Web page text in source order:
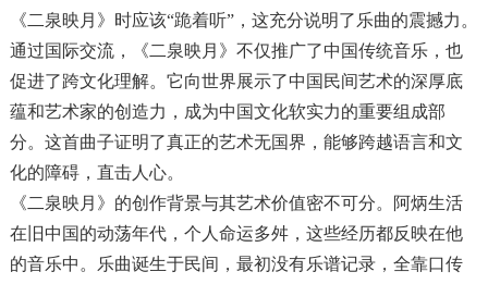
《二泉映月》时应该“跪着听”，这充分说明了乐曲的震撼力。
通过国际交流，《二泉映月》不仅推广了中国传统音乐，也
促进了跨文化理解。它向世界展示了中国民间艺术的深厚底
蕴和艺术家的创造力，成为中国文化软实力的重要组成部
分。这首曲子证明了真正的艺术无国界，能够跨越语言和文
化的障碍，直击人心。
《二泉映月》的创作背景与其艺术价值密不可分。阿炳生活
在旧中国的动荡年代，个人命运多舛，这些经历都反映在他
的音乐中。乐曲诞生于民间，最初没有乐谱记录，全靠口传